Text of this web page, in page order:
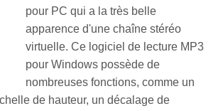
pour PC qui a la très belle
apparence d'une chaîne stéréo
virtuelle. Ce logiciel de lecture MP3
pour Windows possède de
nombreuses fonctions, comme un
de hauteur, un décalage de